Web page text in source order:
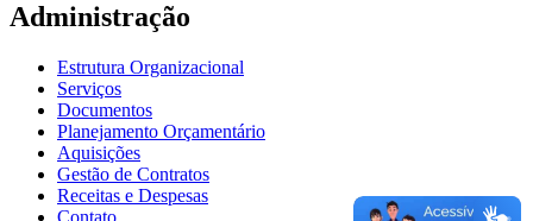
Administração
Estrutura Organizacional
Serviços
Documentos
Planejamento Orçamentário
Aquisições
Gestão de Contratos
Receitas e Despesas